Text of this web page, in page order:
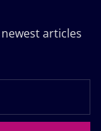
articles